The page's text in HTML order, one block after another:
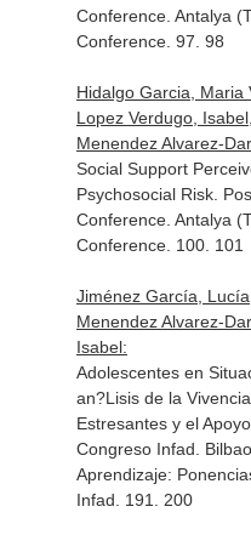
Conference. Antalya
Conference. 97. 98
Hidalgo Garcia, Maria
Lopez Verdugo,
Menendez Alvarez-
Social Support
Psychosocial Risk.
Conference. Antalya
Conference. 100. 101
Jiménez García,
Menendez Alvarez-
Isabel:
Adolescentes en
an?Lisis de la
Estresantes y el
Congreso Infad.
Aprendizaje:
Infad. 191. 200